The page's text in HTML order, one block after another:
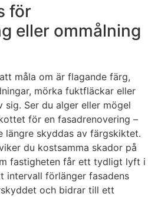
för
eller ommålning
måla om är flagande färg,
mörka fuktfläckar eller
Ser du alger eller mögel
för en fasadrenovering –
längre skyddas av färgskiktet.
du kostsamma skador på
fastigheten får ett tydligt lyft i
intervall förlänger fasadens
och bidrar till ett